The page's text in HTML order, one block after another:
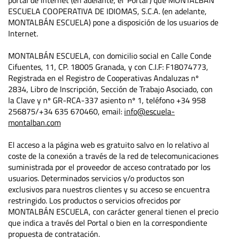
ESCUELA COOPERATIVA DE IDIOMAS, S.C.A. (en adelante,
MONTALBÁN ESCUELA) pone a disposición de los usuarios de
Internet.
MONTALBÁN ESCUELA, con domicilio social en Calle Conde
Cifuentes, 11, CP. 18005 Granada, y con C.I.F: F18074773,
Registrada en el Registro de Cooperativas Andaluzas nº
2834, Libro de Inscripción, Sección de Trabajo Asociado, con
la Clave y nº GR-RCA-337 asiento nº 1, teléfono +34 958
256875/+34 635 670460, email: info@escuela-
montalban.com
El acceso a la página web es gratuito salvo en lo relativo al
coste de la conexión a través de la red de telecomunicaciones
suministrada por el proveedor de acceso contratado por los
usuarios. Determinados servicios y/o productos son
exclusivos para nuestros clientes y su acceso se encuentra
restringido. Los productos o servicios ofrecidos por
MONTALBÁN ESCUELA, con carácter general tienen el precio
que indica a través del Portal o bien en la correspondiente
propuesta de contratación.